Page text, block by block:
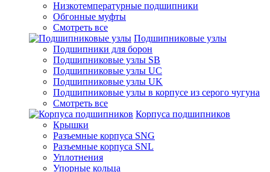
Низкотемпературные подшипники
Обгонные муфты
Смотреть все
Подшипниковые узлы
Подшипники для борон
Подшипниковые узлы SB
Подшипниковые узлы UC
Подшипниковые узлы UK
Подшипниковые узлы в корпусе из серого чугуна
Смотреть все
Корпуса подшипников
Крышки
Разъемные корпуса SNG
Разъемные корпуса SNL
Уплотнения
Упорные кольца